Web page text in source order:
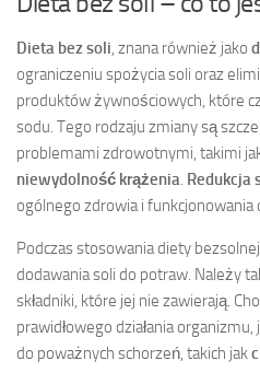
Dieta bez soli, znana również jako
ograniczeniu spożycia soli oraz
produktów żywnościowych, które
sodu. Tego rodzaju zmiany są
problemami zdrowotnymi, takimi
niewydolność krążenia. Redukcja
ogólnego zdrowia i funkcjonowania
Podczas stosowania diety
dodawania soli do potraw. Należy
składniki, które jej nie zawierają.
prawidłowego działania
do poważnych schorzeń, takich jak